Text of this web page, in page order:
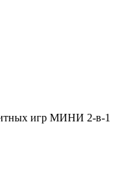
игр МИНИ 2-в-1